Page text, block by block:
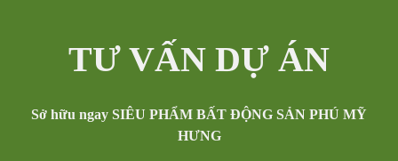
TƯ VẤN DỰ ÁN
Sở hữu ngay SIÊU PHẨM BẤT ĐỘNG SẢN PHÚ MỸ
HƯNG